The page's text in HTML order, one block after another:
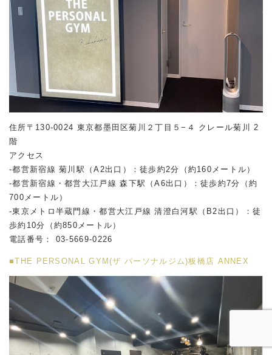
住所〒130-0024 東京都墨田区菊川２丁目５−４ クレール菊川 2
階
アクセス
-都営新宿線 菊川駅（A2出口）：徒歩約2分（約160メートル）
-都営新宿線・都営大江戸線 森下駅（A6出口）：徒歩約7分（約
700メートル）
-東京メトロ半蔵門線・都営大江戸線 清澄白河駅（B2出口）：徒
歩約10分（約850メートル）
電話番号： 03-5669-0226
■THE PERSONAL GYM(ザ パーソナルジム)板橋店 ANNEX